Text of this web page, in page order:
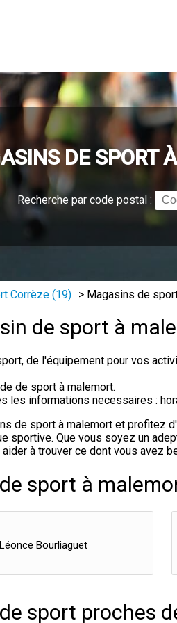
DE SPORT
Recherche par code postal :
Corrèze (19) > Magasins de
de sport à
de l'équipement pour vos
de sport à malemort.
les informations necessaires :
de sport à malemort et profitez
sportive. Que vous soyez un
à trouver ce dont vous avez
sport à
Bourliaguet
sport proches